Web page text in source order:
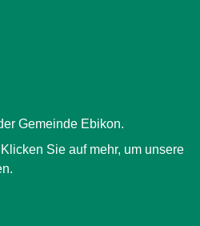
Gemeinde Ebikon.
Sie auf mehr, um unsere